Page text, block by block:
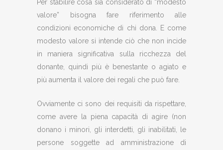
Per stabilire cosa sia considerato di “modesto
valore” bisogna fare riferimento alle
condizioni economiche di chi dona. E come
modesto valore si intende ciò che non incide
in maniera significativa sulla ricchezza del
donante, quindi più è benestante o agiato e
più aumenta il valore dei regali che può fare.
Ovviamente ci sono dei requisiti da rispettare,
come avere la piena capacità di agire (non
donano i minori, gli interdetti, gli inabilitati, le
persone soggette ad amministrazione di